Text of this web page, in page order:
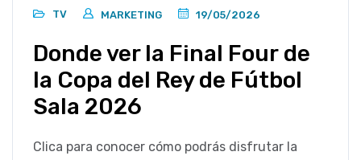
TV MARKETING 19/05/2026
Donde ver la Final Four de
la Copa del Rey de Fútbol
Sala 2026
Clica para conocer cómo podrás disfrutar la